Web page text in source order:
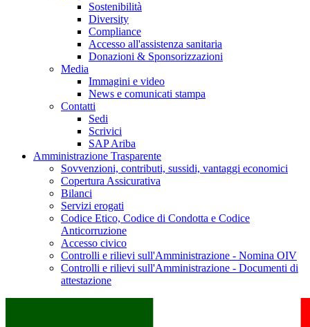
Sostenibilità
Diversity
Compliance
Accesso all'assistenza sanitaria
Donazioni & Sponsorizzazioni
Media
Immagini e video
News e comunicati stampa
Contatti
Sedi
Scrivici
SAP Ariba
Amministrazione Trasparente
Sovvenzioni, contributi, sussidi, vantaggi economici
Copertura Assicurativa
Bilanci
Servizi erogati
Codice Etico, Codice di Condotta e Codice
Anticorruzione
Accesso civico
Controlli e rilievi sull'Amministrazione - Nomina OIV
Controlli e rilievi sull'Amministrazione - Documenti di
attestazione